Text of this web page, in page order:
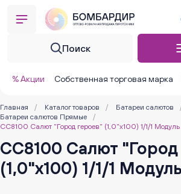
Поиск
% Акции Собственная торговая марка
Главная / Каталог товаров / Батареи салютов
Батареи салютов Прямые
/
СС8100 Салют "Город героев" (1,0"х100) 1/1/1 Модуль
СС8100 Салют "Город
(1,0"х100) 1/1/1 Модуль